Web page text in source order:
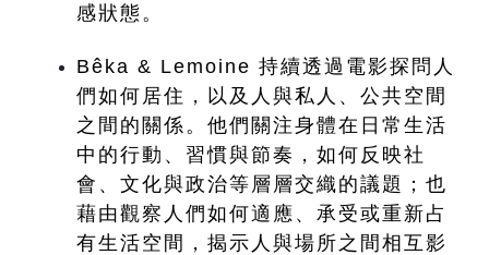
感狀態。
Bêka & Lemoine 持續透過電影探問人
們如何居住，以及人與私人、公共空間
之間的關係。他們關注身體在日常生活
中的行動、習慣與節奏，如何反映社
會、文化與政治等層層交織的議題；也
藉由觀察人們如何適應、承受或重新占
有生活空間，揭示人與場所之間相互影